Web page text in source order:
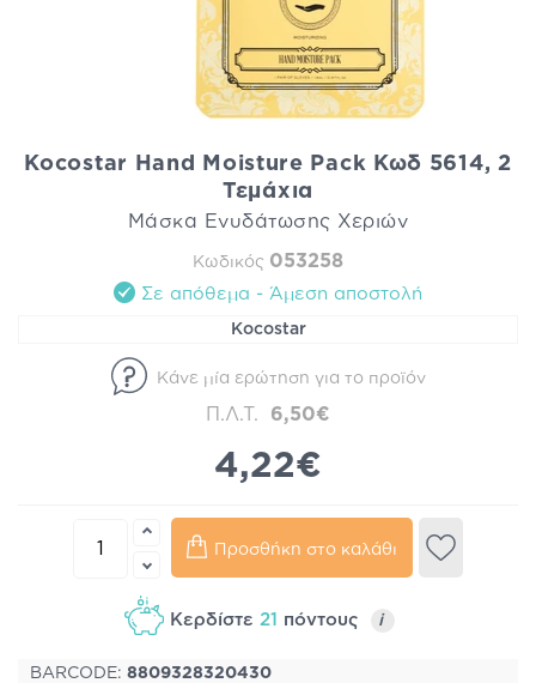
Kocostar Hand Moisture Pack Κωδ 5614, 2
Τεμάχια
Μάσκα Ενυδάτωσης Χεριών
Κωδικός 053258
Σε απόθεμα - Άμεση αποστολή
Kocostar
Κάνε μία ερώτηση για το προϊόν
Π.Λ.Τ. 6,50€
4,22€
Προσθήκη στο καλάθι
Κερδίστε 21 πόντους i
BARCODE: 8809328320430